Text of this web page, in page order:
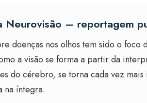
Neurovisão – reportagem
doenças nos olhos tem sido o
a visão se forma a partir da
do cérebro, se torna cada vez
na íntegra.